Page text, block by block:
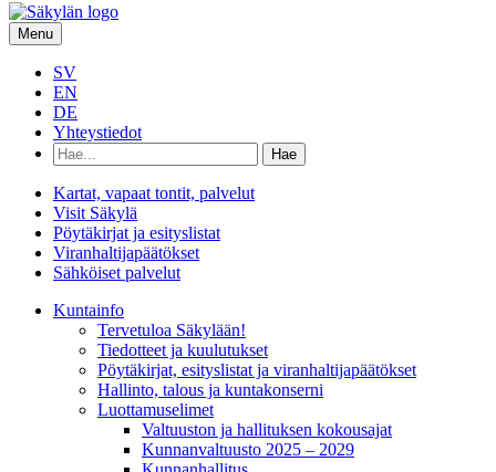
Menu
SV
EN
DE
Yhteystiedot
Hae
hakusanalla:
Kartat, vapaat tontit, palvelut
Visit Säkylä
Pöytäkirjat ja esityslistat
Viranhaltijapäätökset
Sähköiset palvelut
Kunta­info
Tervetuloa Säkylään!
Tiedotteet ja kuulutukset
Pöytäkirjat, esityslistat ja viranhaltijapäätökset
Hallinto, talous ja kuntakonserni
Luottamuselimet
Valtuuston ja hallituksen kokousajat
Kunnanvaltuusto 2025 – 2029